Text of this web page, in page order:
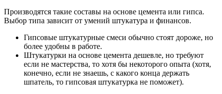
Производятся такие составы на основе цемента или гипса.
Выбор типа зависит от умений штукатура и финансов.
Гипсовые штукатурные смеси обычно стоят дороже, но
более удобны в работе.
Штукатурки на основе цемента дешевле, но требуют
если не мастерства, то хотя бы некоторого опыта (хотя,
конечно, если не знаешь, с какого конца держать
шпатель, то гипсовая штукатурка не поможет).